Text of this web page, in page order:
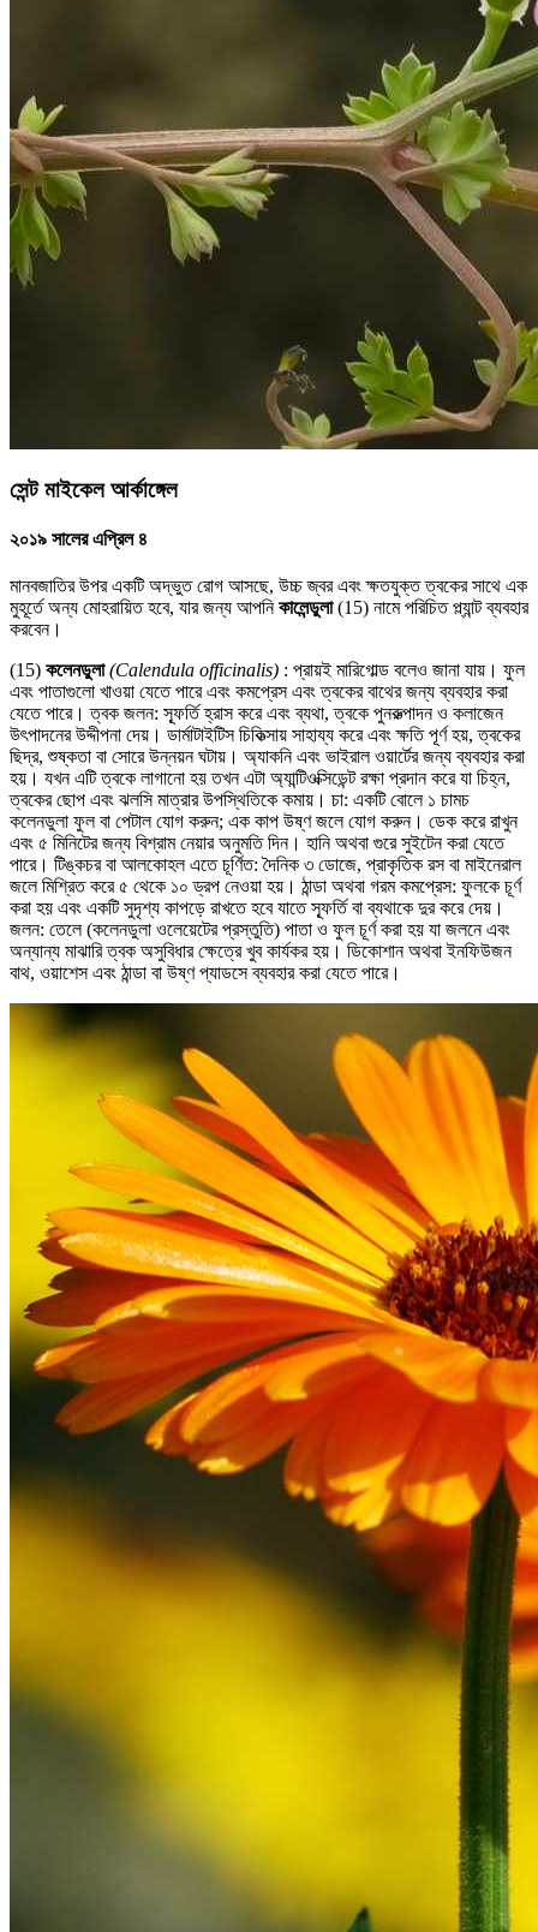
সেন্ট মাইকেল আর্কাঙ্গেল
২০১৯ সালের এপ্রিল ৪
মানবজাতির উপর একটি অদ্ভুত রোগ আসছে, উচ্চ জ্বর এবং ক্ষতযুক্ত ত্বকের সাথে এক
মুহূর্তে অন্য মোহরায়িত হবে, যার জন্য আপনিকালেন্ডুলা(15) নামে পরিচিত প্ল্যান্ট ব্যবহার
করবেন।
(15) কলেনডুলা (Calendula officinalis) : প্রায়ই মারিগোল্ড বলেও জানা যায়। ফুল
এবং পাতাগুলো খাওয়া যেতে পারে এবং কমপ্রেস এবং ত্বকের বাথের জন্য ব্যবহার করা
যেতে পারে। ত্বক জলন: স্ফূর্তি হ্রাস করে এবং ব্যথা, ত্বকে পুনরুত্পাদন ও কলাজেন
উৎপাদনের উদ্দীপনা দেয়। ডার্মাটাইটিস চিকিত্সায় সাহায্য করে এবং ক্ষতি পূর্ণ হয়, ত্বকের
ছিদ্র, শুষ্কতা বা সোরে উন্নয়ন ঘটায়। অ্যাকনি এবং ভাইরাল ওয়ার্টের জন্য ব্যবহার করা
হয়। যখন এটি ত্বকে লাগানো হয় তখন এটা অ্যান্টিওক্সিডেন্ট রক্ষা প্রদান করে যা চিহ্ন,
ত্বকের ছোপ এবং ঝলসি মাত্রার উপস্থিতিকে কমায়। চা: একটি বোলে ১ চামচ
কলেনডুলা ফুল বা পেটাল যোগ করুন; এক কাপ উষ্ণ জলে যোগ করুন। ডেক করে রাখুন
এবং ৫ মিনিটের জন্য বিশ্রাম নেয়ার অনুমতি দিন। হানি অথবা গুরে সুইটেন করা যেতে
পারে। টিঙ্কচর বা আলকোহল এতে চূর্ণিত: দৈনিক ৩ ডোজে, প্রাকৃতিক রস বা মাইনেরাল
জলে মিশ্রিত করে ৫ থেকে ১০ ড্রপ নেওয়া হয়। ঠান্ডা অথবা গরম কমপ্রেস: ফুলকে চূর্ণ
করা হয় এবং একটি সুদৃশ্য কাপড়ে রাখতে হবে যাতে স্ফূর্তি বা ব্যথাকে দুর করে দেয়।
জলন: তেলে (কলেনডুলা ওলেয়েটের প্রস্তুতি) পাতা ও ফুল চূর্ণ করা হয় যা জলনে এবং
অন্যান্য মাঝারি ত্বক অসুবিধার ক্ষেত্রে খুব কার্যকর হয়। ডিকোশান অথবা ইনফিউজন
বাথ, ওয়াশেস এবং ঠান্ডা বা উষ্ণ প্যাডসে ব্যবহার করা যেতে পারে।